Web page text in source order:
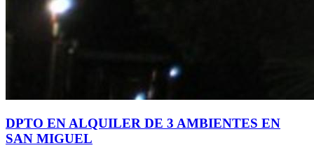
DPTO EN ALQUILER DE 3 AMBIENTES EN
SAN MIGUEL